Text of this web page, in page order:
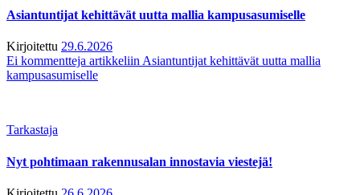
Asiantuntijat kehittävät uutta mallia kampusasumiselle
Kirjoitettu 29.6.2026
Ei kommentteja artikkeliin Asiantuntijat kehittävät uutta mallia
kampusasumiselle
Tarkastaja
Nyt pohtimaan rakennusalan innostavia viestejä!